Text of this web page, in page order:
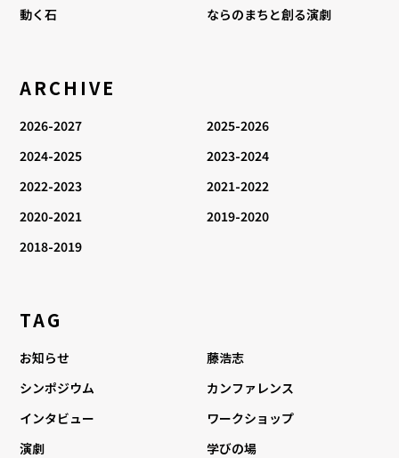
動く石
ならのまちと創る演劇
ARCHIVE
2026-2027
2025-2026
2024-2025
2023-2024
2022-2023
2021-2022
2020-2021
2019-2020
2018-2019
TAG
お知らせ
藤浩志
シンポジウム
カンファレンス
インタビュー
ワークショップ
演劇
学びの場